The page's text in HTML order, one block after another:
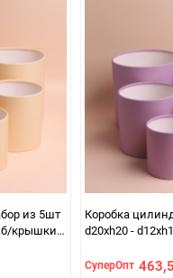
из 5шт
б/крышки
Коробка цилиндр
d20хh20 -
СуперОпт